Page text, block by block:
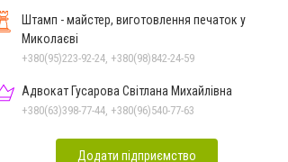
Штамп - майстер, виготовлення печаток у
Миколаєві
+380(95)223-92-24, +380(98)842-24-59
Адвокат Гусарова Світлана Михайлівна
+380(63)398-77-44, +380(96)540-77-63
Додати підприємство